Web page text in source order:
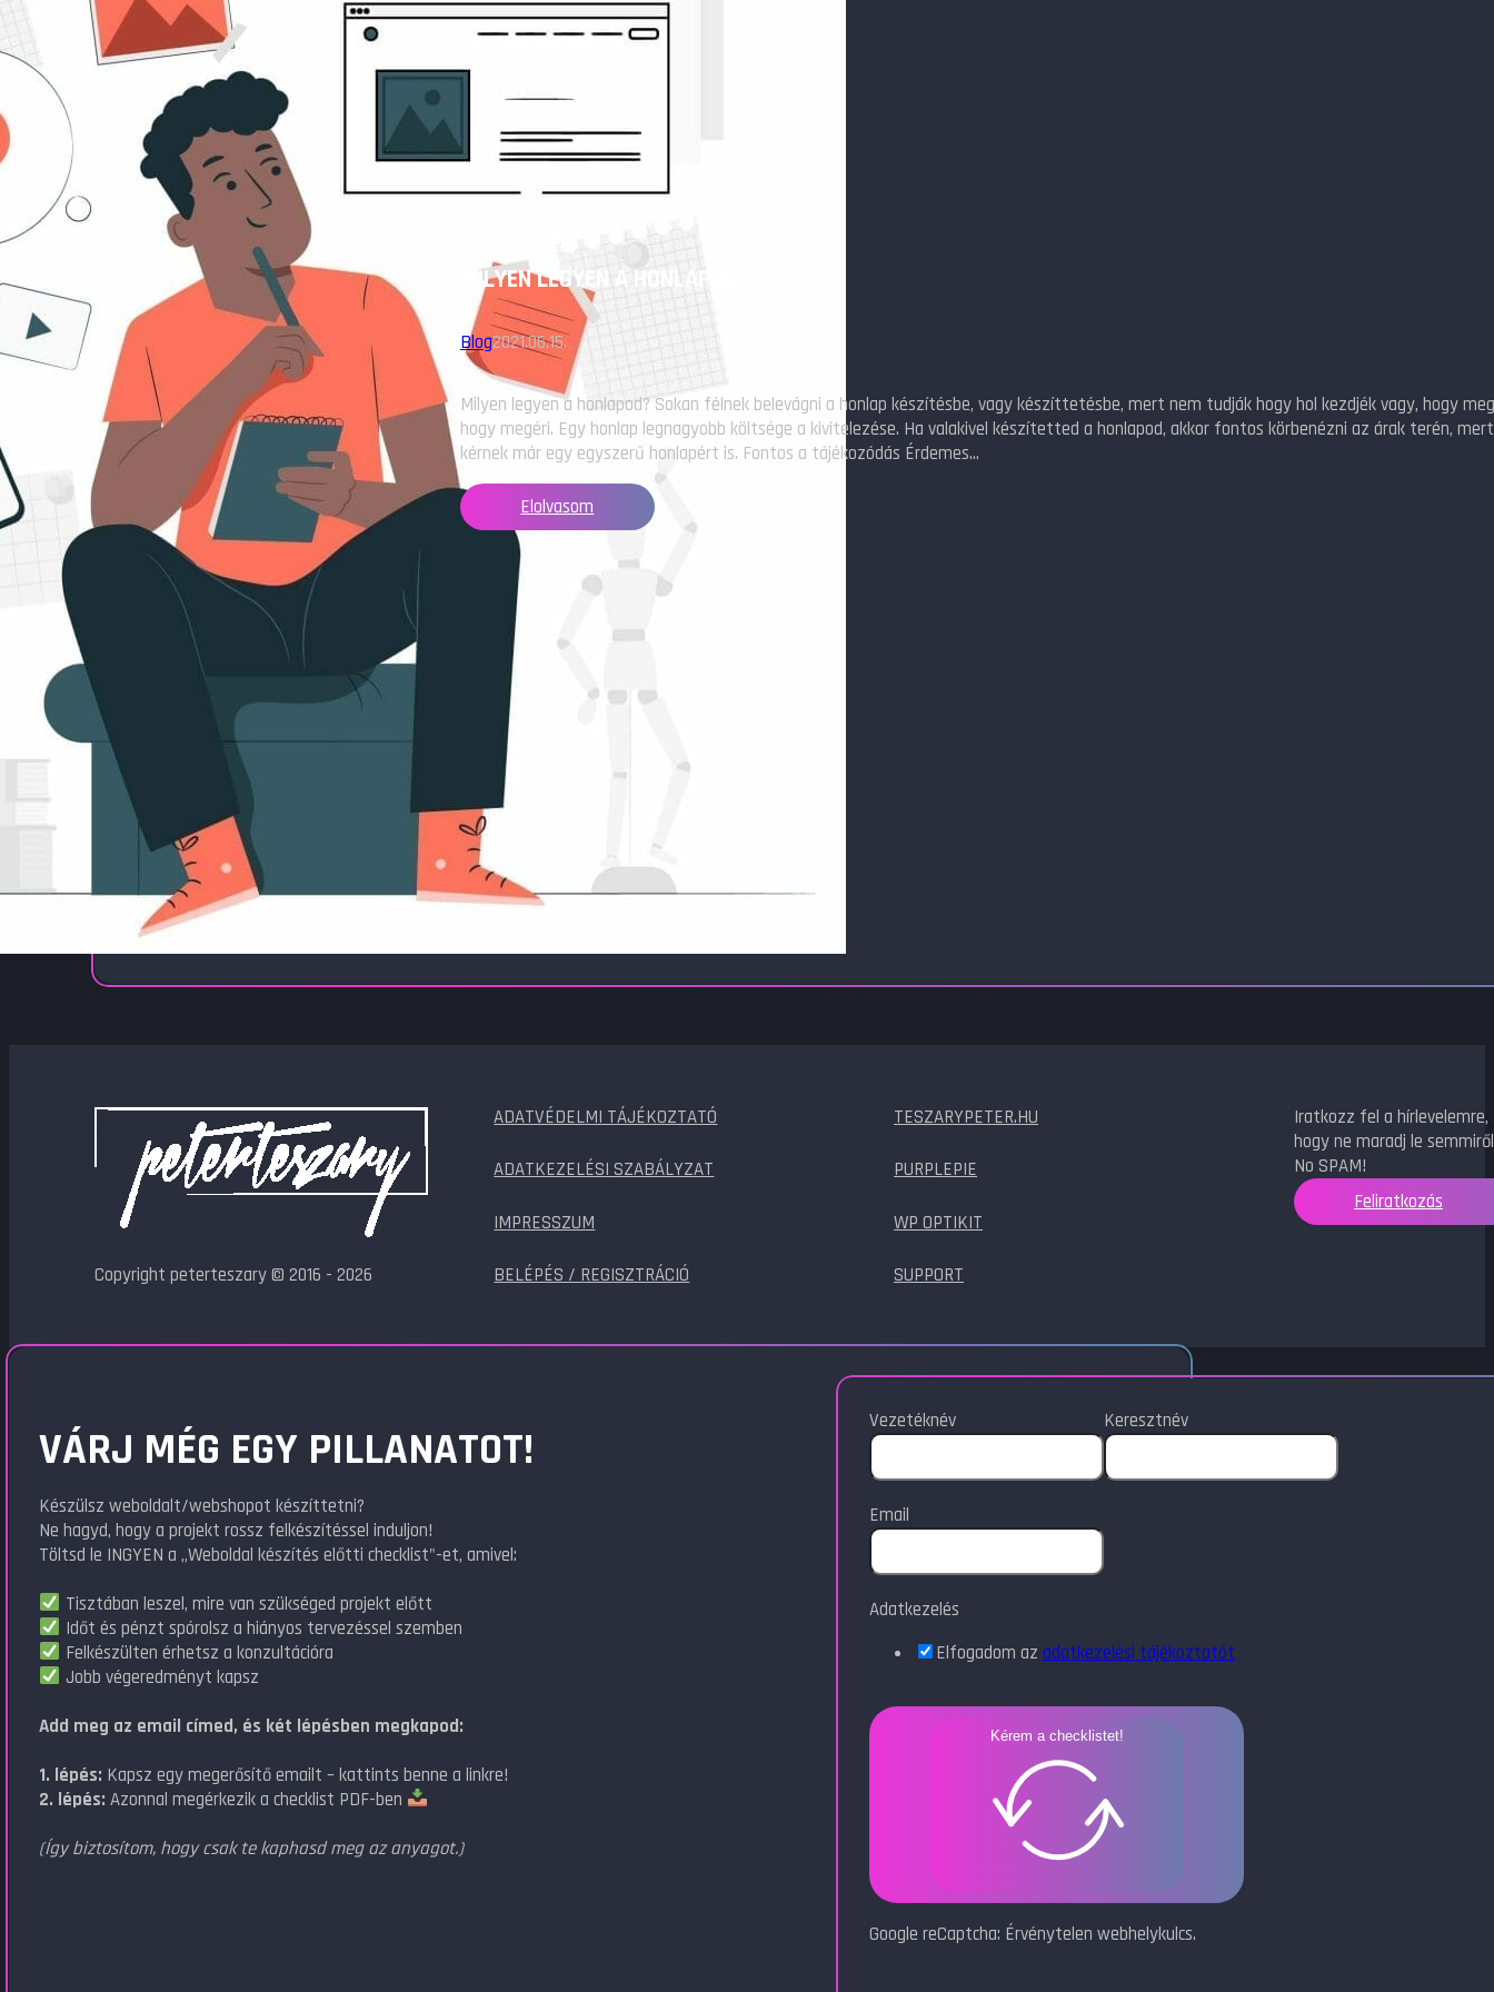
MILYEN LEGYEN A HONLAPOD?
Blog2021.06.15.
Milyen legyen a honlapod? Sokan félnek belevágni a honlap készítésbe, vagy készíttetésbe, mert nem tudják hogy hol kezdjék vagy, hogy
hogy megéri. Egy honlap legnagyobb költsége a kivitelezése. Ha valakivel készítetted a honlapod, akkor fontos körbenézni az árak terén,
kérnek már egy egyszerű honlapért is. Fontos a tájékozódás Érdemes…
Elolvasom
Copyright peterteszary © 2016 - 2026
ADATVÉDELMI TÁJÉKOZTATÓ
ADATKEZELÉSI SZABÁLYZAT
IMPRESSZUM
BELÉPÉS / REGISZTRÁCIÓ
TESZARYPETER.HU
PURPLEPIE
WP OPTIKIT
SUPPORT
Iratkozz fel a hírlevelemre,
hogy ne maradj le
No SPAM!
Feliratkozás
VÁRJ MÉG EGY PILLANATOT!
Készülsz weboldalt/webshopot készíttetni?
Ne hagyd, hogy a projekt rossz felkészítéssel induljon!
Töltsd le INGYEN a „Weboldal készítés előtti checklist"-et, amivel:
Tisztában leszel, mire van szükséged projekt előtt
Időt és pénzt spórolsz a hiányos tervezéssel szemben
Felkészülten érhetsz a konzultációra
Jobb végeredményt kapsz
Add meg az email címed, és két lépésben megkapod:
1. lépés: Kapsz egy megerősítő emailt – kattints benne a linkre!
2. lépés: Azonnal megérkezik a checklist PDF-ben
(Így biztosítom, hogy csak te kaphasd meg az anyagot.)
Vezetéknév Keresztnév
Email
Adatkezelés
Elfogadom az adatkezelési tájékoztatót
Kérem a checklistet!
Google reCaptcha: Érvénytelen webhelykulcs.